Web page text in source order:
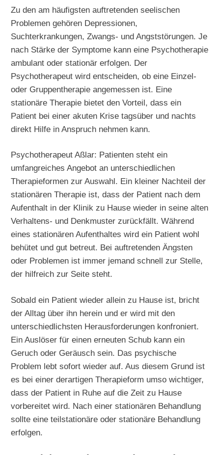
Zu den am häufigsten auftretenden seelischen
Problemen gehören Depressionen,
Suchterkrankungen, Zwangs- und Angststörungen. Je
nach Stärke der Symptome kann eine Psychotherapie
ambulant oder stationär erfolgen. Der
Psychotherapeut wird entscheiden, ob eine Einzel-
oder Gruppentherapie angemessen ist. Eine
stationäre Therapie bietet den Vorteil, dass ein
Patient bei einer akuten Krise tagsüber und nachts
direkt Hilfe in Anspruch nehmen kann.
Psychotherapeut Aßlar: Patienten steht ein
umfangreiches Angebot an unterschiedlichen
Therapieformen zur Auswahl. Ein kleiner Nachteil der
stationären Therapie ist, dass der Patient nach dem
Aufenthalt in der Klinik zu Hause wieder in seine alten
Verhaltens- und Denkmuster zurückfällt. Während
eines stationären Aufenthaltes wird ein Patient wohl
behütet und gut betreut. Bei auftretenden Ängsten
oder Problemen ist immer jemand schnell zur Stelle,
der hilfreich zur Seite steht.
Sobald ein Patient wieder allein zu Hause ist, bricht
der Alltag über ihn herein und er wird mit den
unterschiedlichsten Herausforderungen konfroniert.
Ein Auslöser für einen erneuten Schub kann ein
Geruch oder Geräusch sein. Das psychische
Problem lebt sofort wieder auf. Aus diesem Grund ist
es bei einer derartigen Therapieform umso wichtiger,
dass der Patient in Ruhe auf die Zeit zu Hause
vorbereitet wird. Nach einer stationären Behandlung
sollte eine teilstationäre oder stationäre Behandlung
erfolgen.